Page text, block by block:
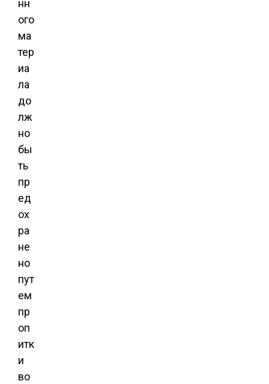
нн
ого
ма
тер
иа
ла
до
лж
но
бы
ть
пр
ед
ох
ра
не
но
пут
ем
пр
оп
итк
и
во